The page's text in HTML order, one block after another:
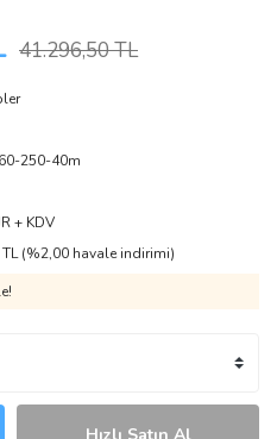
41.296,50 TL
250-40m
+ KDV
(%2,00 havale indirimi)
Hızlı Satın Al